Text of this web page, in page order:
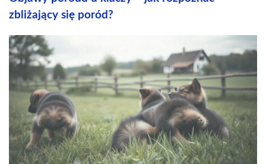
zbliżający się poród?